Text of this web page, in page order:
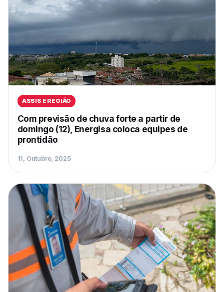
ASSIS E REGIÃO
Com previsão de chuva forte a partir de
domingo (12), Energisa coloca equipes de
prontidão
11, Outubro, 2025